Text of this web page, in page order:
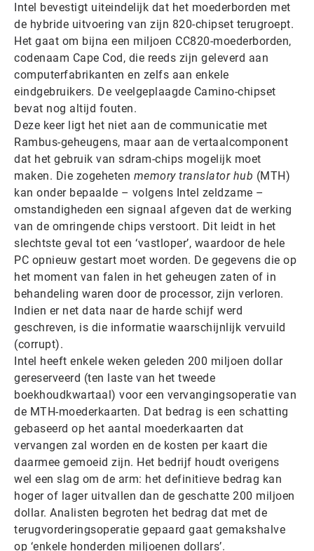
Intel bevestigt uiteindelijk dat het moederborden met
de hybride uitvoering van zijn 820-chipset terugroept.
Het gaat om bijna een miljoen CC820-moederborden,
codenaam Cape Cod, die reeds zijn geleverd aan
computerfabrikanten en zelfs aan enkele
eindgebruikers. De veelgeplaagde Camino-chipset
bevat nog altijd fouten.
Deze keer ligt het niet aan de communicatie met
Rambus-geheugens, maar aan de vertaalcomponent
dat het gebruik van sdram-chips mogelijk moet
maken. Die zogeheten memory translator hub (MTH)
kan onder bepaalde – volgens Intel zeldzame –
omstandigheden een signaal afgeven dat de werking
van de omringende chips verstoort. Dit leidt in het
slechtste geval tot een ‘vastloper’, waardoor de hele
PC opnieuw gestart moet worden. De gegevens die op
het moment van falen in het geheugen zaten of in
behandeling waren door de processor, zijn verloren.
Indien er net data naar de harde schijf werd
geschreven, is die informatie waarschijnlijk vervuild
(corrupt).
Intel heeft enkele weken geleden 200 miljoen dollar
gereserveerd (ten laste van het tweede
boekhoudkwartaal) voor een vervangingsoperatie van
de MTH-moederkaarten. Dat bedrag is een schatting
gebaseerd op het aantal moederkaarten dat
vervangen zal worden en de kosten per kaart die
daarmee gemoeid zijn. Het bedrijf houdt overigens
wel een slag om de arm: het definitieve bedrag kan
hoger of lager uitvallen dan de geschatte 200 miljoen
dollar. Analisten begroten het bedrag dat met de
terugvorderingsoperatie gepaard gaat gemakshalve
op ‘enkele honderden miljoenen dollars’.